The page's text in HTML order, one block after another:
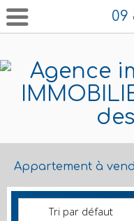
09
Appartement à
Tri par défaut